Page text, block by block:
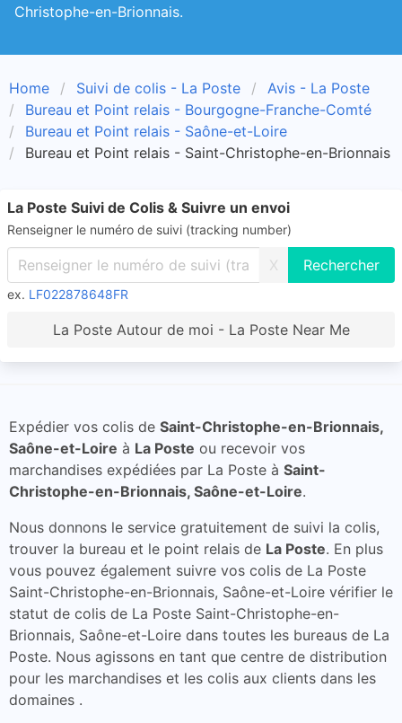
Christophe-en-Brionnais.
Home Suivi de colis - La Poste
Avis - La Poste
Bureau et Point relais - Bourgogne-Franche-Comté
Bureau et Point relais - Saône-et-Loire
Bureau et Point relais - Saint-Christophe-en-Brionnais
La Poste Suivi de Colis & Suivre un envoi
Renseigner le numéro de suivi (tracking number)
X
ex. LF022878648FR
La Poste Autour de moi - La Poste Near Me
Expédier vos colis de Saint-Christophe-en-Brionnais,
Saône-et-Loire à La Poste ou recevoir vos
marchandises expédiées par La Poste à Saint-
Christophe-en-Brionnais, Saône-et-Loire.
Nous donnons le service gratuitement de suivi la colis,
trouver la bureau et le point relais de La Poste. En plus
vous pouvez également suivre vos colis de La Poste
Saint-Christophe-en-Brionnais, Saône-et-Loire vérifier le
statut de colis de La Poste Saint-Christophe-en-
Brionnais, Saône-et-Loire dans toutes les bureaus de La
Poste. Nous agissons en tant que centre de distribution
pour les marchandises et les colis aux clients dans les
domaines .